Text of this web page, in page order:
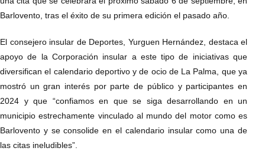
Barlovento, tras el éxito de su primera edición el pasado año.
El consejero insular de Deportes, Yurguen Hernández, destaca el
apoyo de la Corporación insular a este tipo de iniciativas que
diversifican el calendario deportivo y de ocio de La Palma, que ya
mostró un gran interés por parte de público y participantes en
2024 y que “confiamos en que se siga desarrollando en un
municipio estrechamente vinculado al mundo del motor como es
Barlovento y se consolide en el calendario insular como una de
las citas ineludibles”.